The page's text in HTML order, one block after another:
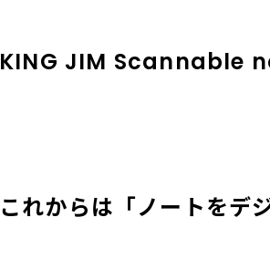
KING JIM Scannable
これからは「ノートをデ